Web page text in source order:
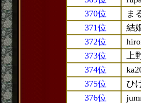
370位
ま
371位
結
372位
373位
上
374位
375位
ひ
376位